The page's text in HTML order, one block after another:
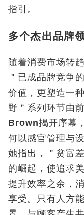
指引。
多个杰出品牌
随着消费市场转
＂已成品牌竞争
价值，更塑造一
野＂系列环节由
Brown揭开序幕
何以感官管理与
她指出，＂贫富
的崛起，使追求
提升效率之余，
享受。只有人方